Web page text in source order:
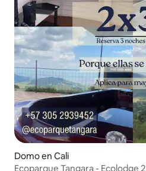
Domo en Cali
Ecoparque Tangara - Ecolodge 2